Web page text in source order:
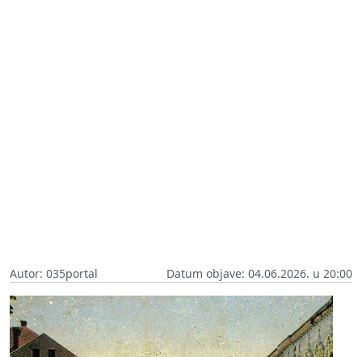
Autor: 035portal Datum objave: 04.06.2026. u 20:00